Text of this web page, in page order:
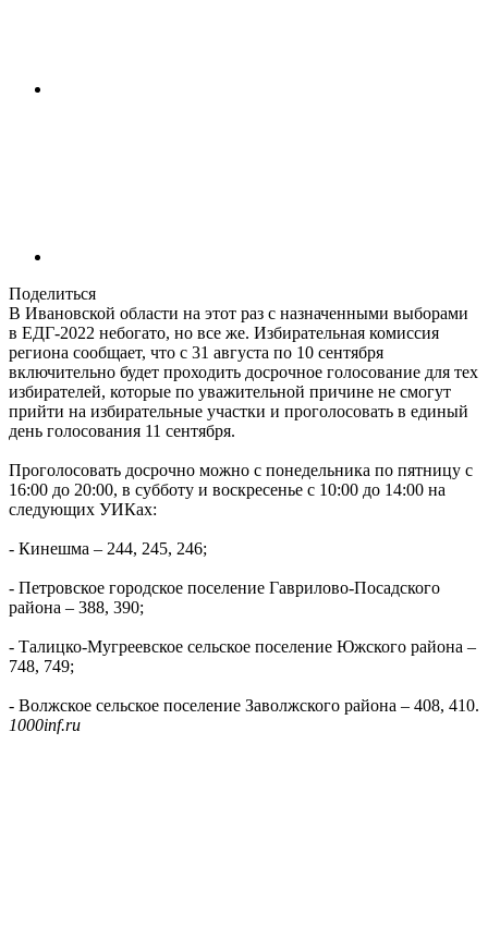
Поделиться
В Ивановской области на этот раз с назначенными выборами
в ЕДГ-2022 небогато, но все же. Избирательная комиссия
региона сообщает, что с 31 августа по 10 сентября
включительно будет проходить досрочное голосование для тех
избирателей, которые по уважительной причине не смогут
прийти на избирательные участки и проголосовать в единый
день голосования 11 сентября.
Проголосовать досрочно можно с понедельника по пятницу с
16:00 до 20:00, в субботу и воскресенье с 10:00 до 14:00 на
следующих УИКах:
- Кинешма – 244, 245, 246;
- Петровское городское поселение Гаврилово-Посадского
района – 388, 390;
- Талицко-Мугреевское сельское поселение Южского района –
748, 749;
- Волжское сельское поселение Заволжского района – 408, 410.
1000inf.ru